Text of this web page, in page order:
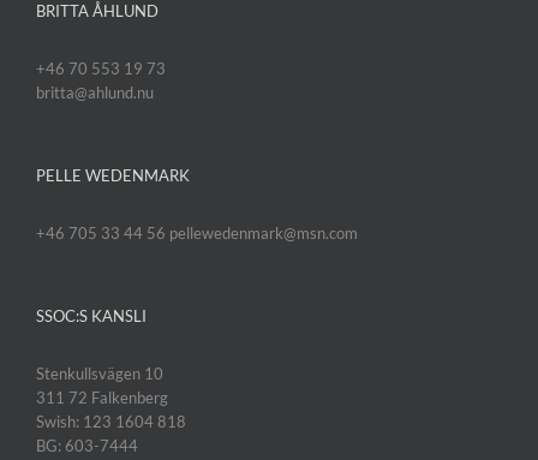
BRITTA ÅHLUND
+46 70 553 19 73
britta@ahlund.nu
PELLE WEDENMARK
+46 705 33 44 56 pellewedenmark@msn.com
SSOC:S KANSLI
Stenkullsvägen 10
311 72 Falkenberg
Swish: 123 1604 818
BG: 603-7444